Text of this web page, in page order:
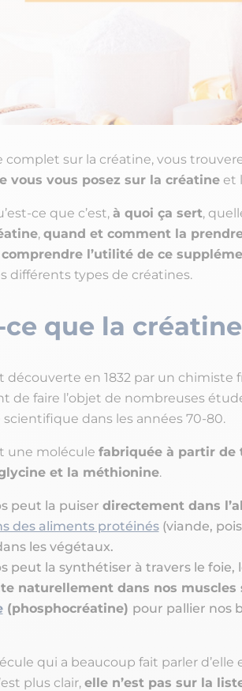
complet sur la créatine, vous
vous vous posez sur la créatineet
ce que c’est, à quoi ça sert,
, quand et comment la
comprendre l’utilité de ce
différents types de créatines.
ce que la
découverte en 1832 par un chimiste
de faire l’objet de nombreuses
dans les années 70-80.
une molécule fabriquée à partir de
et la méthionine.
peut la puiser directement dans
des aliments protéinés(viande,
les végétaux.
peut la synthétiser à travers le foie,
naturellement dans nos muscles
(phosphocréatine) pour pallier nos
qui a beaucoup fait parler d’elle
plus clair, elle n’est pas sur la